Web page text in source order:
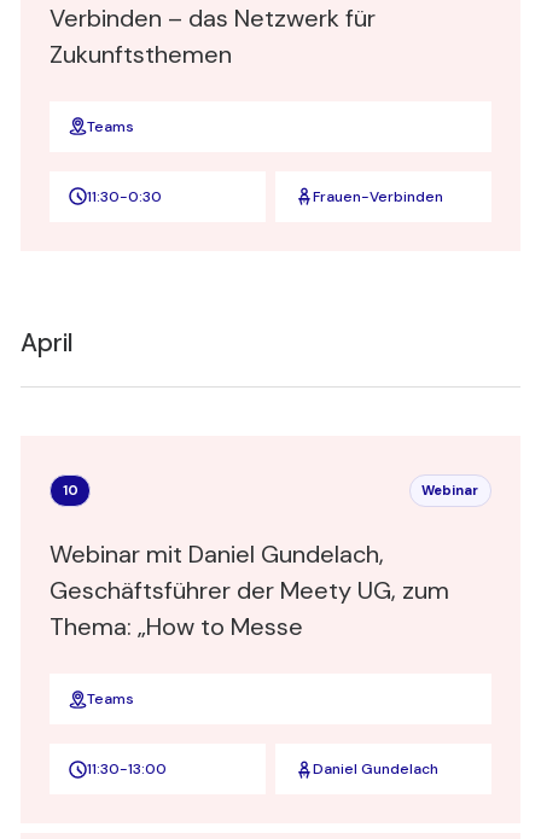
Verbinden – das Netzwerk für
Zukunftsthemen
Teams
11:30-0:30 Frauen-Verbinden
April
10 Webinar
Webinar mit Daniel Gundelach,
Geschäftsführer der Meety UG, zum
Thema: „How to Messe
Teams
11:30-13:00 Daniel Gundelach